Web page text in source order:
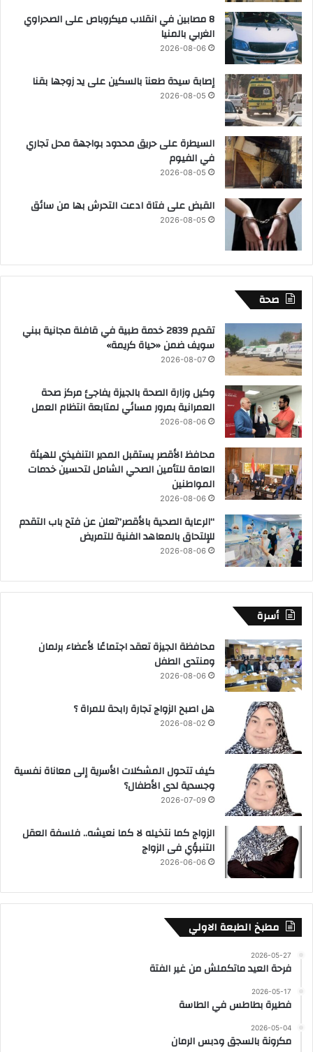
8 مصابين في انقلاب ميكروباص على الصحراوي
الغربي بالمنيا
2026-08-06
إصابة سيدة طعنآ بالسكين على يد زوجها بقنا
2026-08-05
السيطرة على حريق محدود بواجهة محل تجاري
في الفيوم
2026-08-05
القبض على فتاة ادعت التحرش بها من سائق
2026-08-05
صحة
تقديم 2839 خدمة طبية في قافلة مجانية ببني
سويف ضمن «حياة كريمة»
2026-08-07
وكيل وزارة الصحة بالجيزة يفاجئ مركز صحة
العمرانية بمرور مسائي لمتابعة انتظام العمل
2026-08-06
محافظ الأقصر يستقبل المدير التنفيذي للهيئة
العامة للتأمين الصحي الشامل لتحسين خدمات
المواطنين
2026-08-06
“الرعاية الصحية بالأقصر”تعلن عن فتح باب التقدم
للإلتحاق بالمعاهد الفنية للتمريض
2026-08-06
أسرة
محافظة الجيزة تعقد اجتماعًا لأعضاء برلمان
ومنتدى الطفل
2026-08-06
هل اصبح الزواج تجارة رابحة للمراة ؟
2026-08-02
كيف تتحول المشكلات الأسرية إلى معاناة نفسية
وجسدية لدى الأطفال؟
2026-07-09
الزواج كما نتخيله لا كما نعيشه.. فلسفة العقل
التنبؤي فى الزواج
2026-06-06
مطبخ الطبعة الاولي
2026-05-27
فرحة العيد ماتكملش من غير الفتة
2026-05-17
فطيرة بطاطس في الطاسة
2026-05-04
مكرونة بالسجق ودبس الرمان